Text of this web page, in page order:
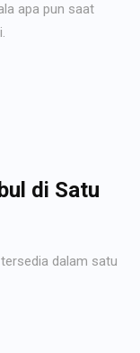
apa pun saat
di Satu
dalam satu